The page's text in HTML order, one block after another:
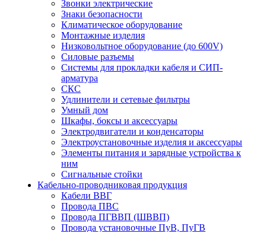
Звонки электрические
Знаки безопасности
Климатическое оборудование
Монтажные изделия
Низковольтное оборудование (до 600V)
Силовые разъемы
Системы для прокладки кабеля и СИП-
арматура
СКС
Удлинители и сетевые фильтры
Умный дом
Шкафы, боксы и аксессуары
Электродвигатели и конденсаторы
Электроустановочные изделия и аксессуары
Элементы питания и зарядные устройства к
ним
Сигнальные стойки
Кабельно-проводниковая продукция
Кабели ВВГ
Провода ПВС
Провода ПГВВП (ШВВП)
Провода установочные ПуВ, ПуГВ